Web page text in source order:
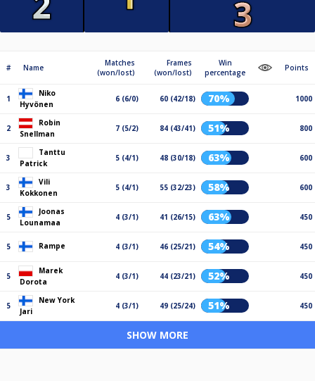
# Name
Matches
(won/lost)
Frames
(won/lost)
Win
percentage
Points
1
Niko
Hyvönen
6 (6/0) 60 (42/18) 70% 1000
2
Robin
Snellman
7 (5/2) 84 (43/41) 51% 800
3
Tanttu
Patrick
5 (4/1) 48 (30/18) 63% 600
3
Vili
Kokkonen
5 (4/1) 55 (32/23) 58% 600
5
Joonas
Lounamaa
4 (3/1) 41 (26/15) 63% 450
5 Rampe 4 (3/1) 46 (25/21) 54% 450
5
Marek
Dorota
4 (3/1) 44 (23/21) 52% 450
5
New York
Jari
4 (3/1) 49 (25/24) 51% 450
SHOW MORE